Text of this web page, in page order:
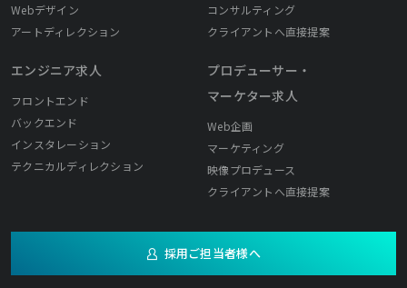
Webデザイン
アートディレクション
エンジニア求人
フロントエンド
バックエンド
インスタレーション
テクニカルディレクション
コンサルティング
クライアントへ直接提案
プロデューサー・
マーケター求人
Web企画
マーケティング
映像プロデュース
クライアントへ直接提案
採用ご担当者様へ